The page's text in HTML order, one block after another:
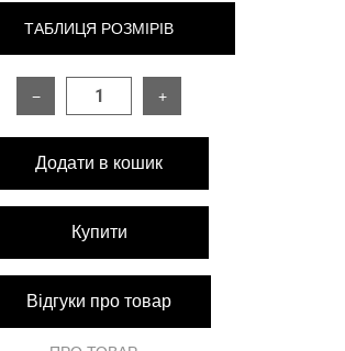
ТАБЛИЦЯ РОЗМІРІВ
РОЗМІР
штанів
талії
бедер 110 см
− +
Додати в кошик
Купити
Відгуки про товар